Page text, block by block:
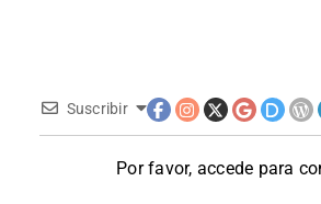
Suscribir
Por favor, accede para